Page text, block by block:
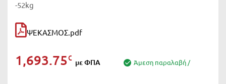
-52kg
ΨΕΚΑΣΜΟΣ.pdf
1,693.75€ με ΦΠΑ Άμεση παραλαβή /